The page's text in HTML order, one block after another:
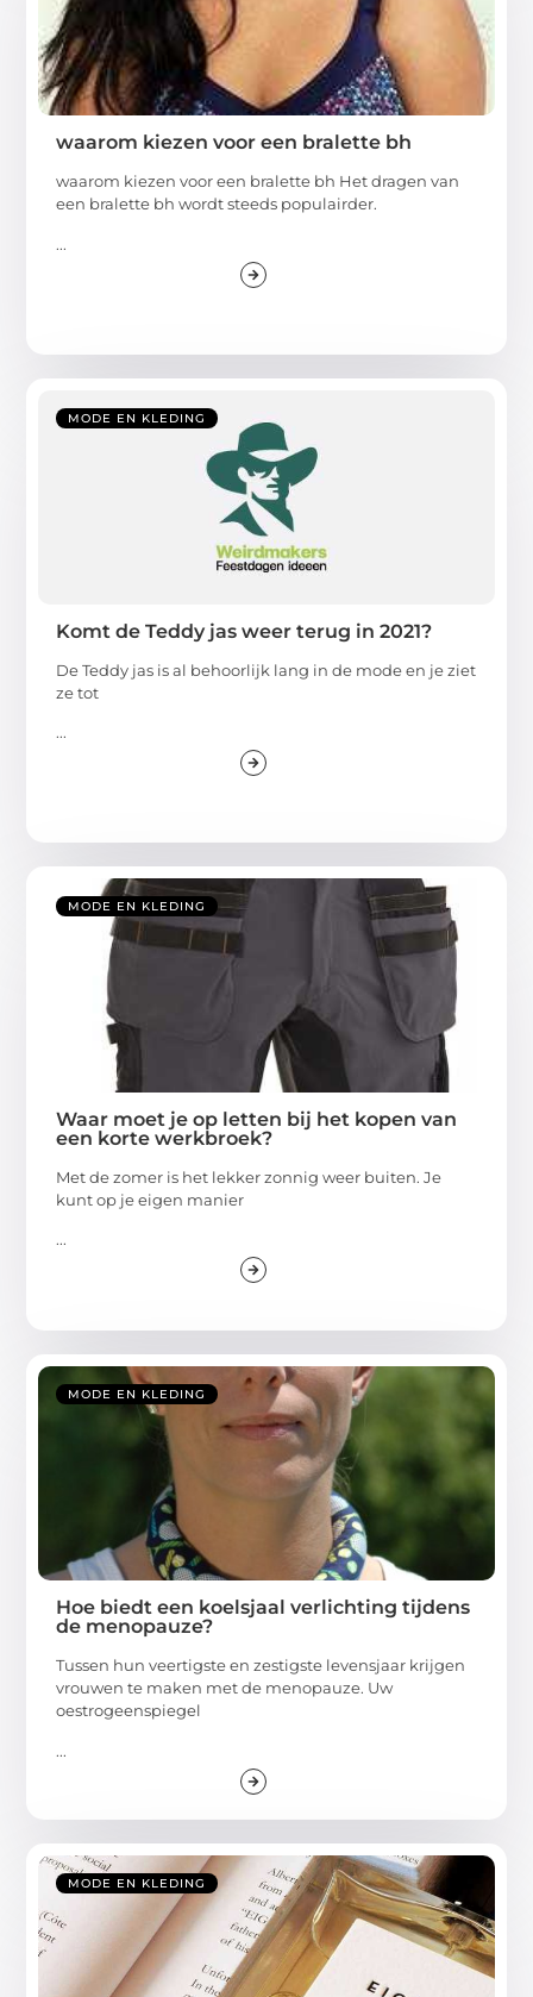
waarom kiezen voor een bralette bh
waarom kiezen voor een bralette bh Het dragen van
een bralette bh wordt steeds populairder.
...
MODE EN KLEDING
Komt de Teddy jas weer terug in 2021?
De Teddy jas is al behoorlijk lang in de mode en je ziet
ze tot
...
MODE EN KLEDING
Waar moet je op letten bij het kopen van
een korte werkbroek?
Met de zomer is het lekker zonnig weer buiten. Je
kunt op je eigen manier
...
MODE EN KLEDING
Hoe biedt een koelsjaal verlichting tijdens
de menopauze?
Tussen hun veertigste en zestigste levensjaar krijgen
vrouwen te maken met de menopauze. Uw
oestrogeenspiegel
...
MODE EN KLEDING